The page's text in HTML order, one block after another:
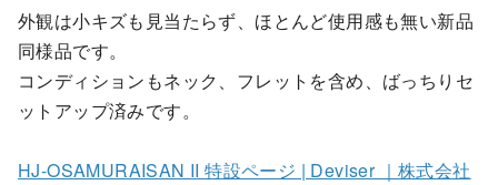
外観は小キズも見当たらず、ほとんど使用感も無い新品
同様品です。
コンディションもネック、フレットを含め、ばっちりセ
ットアップ済みです。
HJ-OSAMURAISAN II 特設ページ | Deviser ｜株式会社